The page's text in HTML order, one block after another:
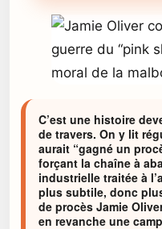
C’est une histoire
de travers. On y lit
aurait “gagné un
forçant la chaîne à
industrielle traitée à
plus subtile, donc
de procès Jamie
en revanche une